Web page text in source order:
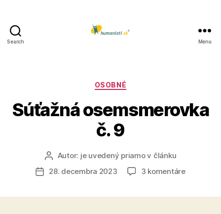
Search Menu
Kategórie
OSOBNÉ
Súťažná osemsmerovka
č. 9
Autor
článku
Autor: je uvedený priamo v článku
Dátum
28. decembra 2023 3 komentárena